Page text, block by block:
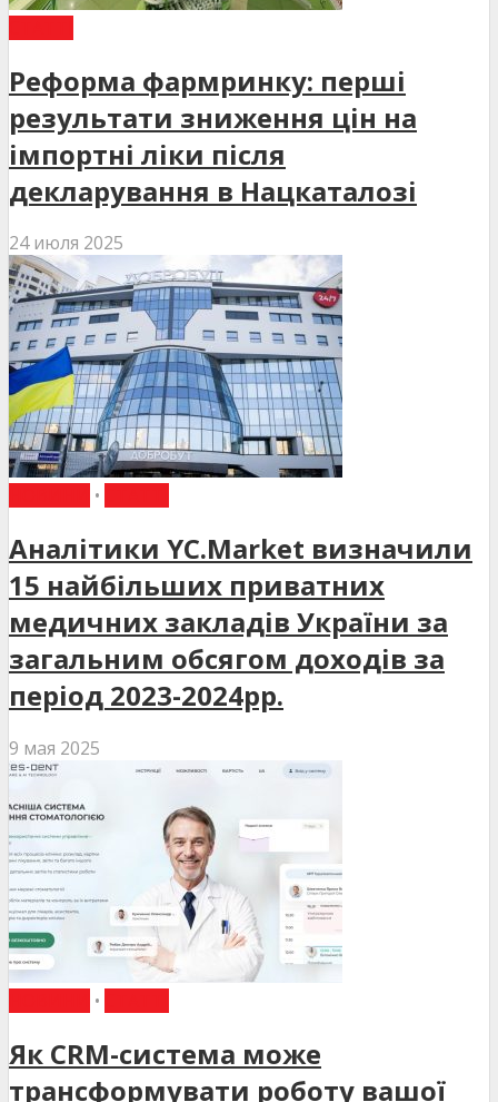
Реформа фармринку: перші
результати зниження цін на
імпортні ліки після
декларування в Нацкаталозі
24 июля 2025
•
Аналітики YC.Market визначили
15 найбільших приватних
медичних закладів України за
загальним обсягом доходів за
період 2023-2024рр.
9 мая 2025
•
Як CRM-система може
трансформувати роботу вашої